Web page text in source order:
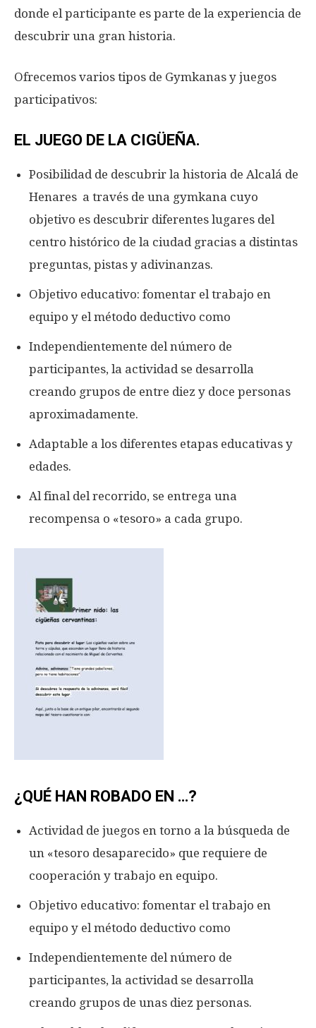
donde el participante es parte de la experiencia de
descubrir una gran historia.
Ofrecemos varios tipos de Gymkanas y juegos
participativos:
EL JUEGO DE LA CIGÜEÑA.
Posibilidad de descubrir la historia de Alcalá de
Henares a través de una gymkana cuyo
objetivo es descubrir diferentes lugares del
centro histórico de la ciudad gracias a distintas
preguntas, pistas y adivinanzas.
Objetivo educativo: fomentar el trabajo en
equipo y el método deductivo como
Independientemente del número de
participantes, la actividad se desarrolla
creando grupos de entre diez y doce personas
aproximadamente.
Adaptable a los diferentes etapas educativas y
edades.
Al final del recorrido, se entrega una
recompensa o «tesoro» a cada grupo.
¿QUÉ HAN ROBADO EN …?
Actividad de juegos en torno a la búsqueda de
un «tesoro desaparecido» que requiere de
cooperación y trabajo en equipo.
Objetivo educativo: fomentar el trabajo en
equipo y el método deductivo como
Independientemente del número de
participantes, la actividad se desarrolla
creando grupos de unas diez personas.